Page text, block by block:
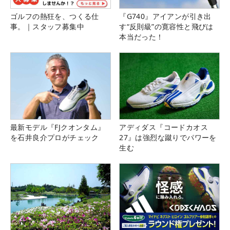
ゴルフの熱狂を、つくる仕
事。｜スタッフ募集中
『G740』アイアンが引き出
す“反則級”の寛容性と飛びは
本当だった！
最新モデル『FJクオンタム』
を石井良介プロがチェック
アディダス『コードカオス
27』は強烈な蹴りでパワーを
生む